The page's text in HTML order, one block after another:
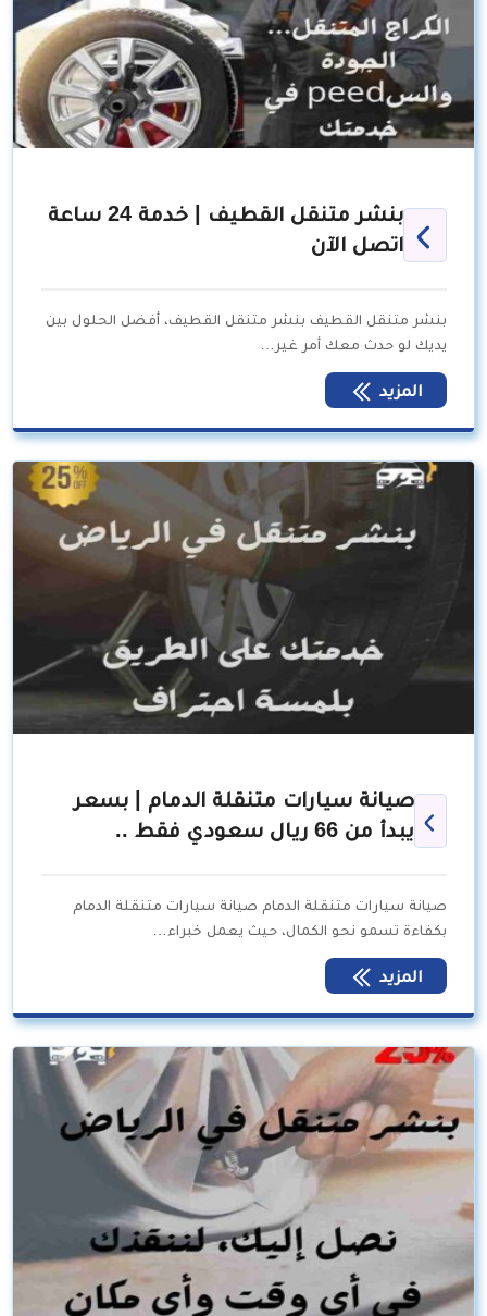
بنشر متنقل القطيف | خدمة 24 ساعة
اتصل الآن
بنشر متنقل القطيف بنشر متنقل القطيف، أفضل الحلول بين
يديك لو حدث معك أمر غير…
المزيد
صيانة سيارات متنقلة الدمام | بسعر
يبدأ من 66 ريال سعودي فقط ..
صيانة سيارات متنقلة الدمام صيانة سيارات متنقلة الدمام
بكفاءة تسمو نحو الكمال، حيث يعمل خبراء…
المزيد